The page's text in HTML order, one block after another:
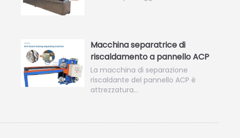
Macchina separatrice di
riscaldamento a pannello ACP
La macchina di separazione
riscaldante del pannello ACP è
attrezzatura…